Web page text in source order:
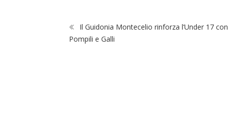
Il Guidonia Montecelio rinforza l’Under 17 con
Pompili e Galli